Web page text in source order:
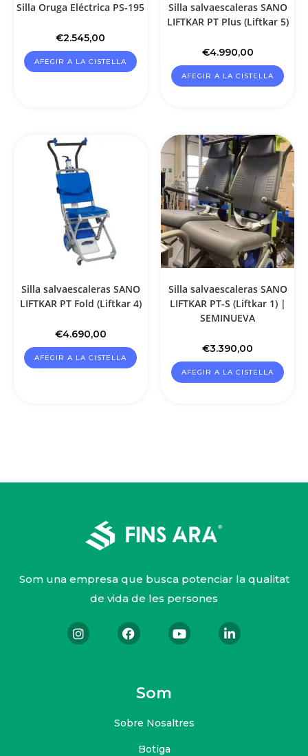
Silla Oruga Eléctrica PS-195
€2.545,00
AFEGIR A LA CISTELLA
Silla salvaescaleras SANO
LIFTKAR PT Plus (Liftkar 5)
€4.990,00
AFEGIR A LA CISTELLA
Silla salvaescaleras SANO
LIFTKAR PT Fold (Liftkar 4)
€4.690,00
AFEGIR A LA CISTELLA
Silla salvaescaleras SANO
LIFTKAR PT-S (Liftkar 1) |
SEMINUEVA
€3.390,00
AFEGIR A LA CISTELLA
Som una empresa que busca potenciar la qualitat
de vida de les persones
Som
Sobre Nosaltres
Botiga